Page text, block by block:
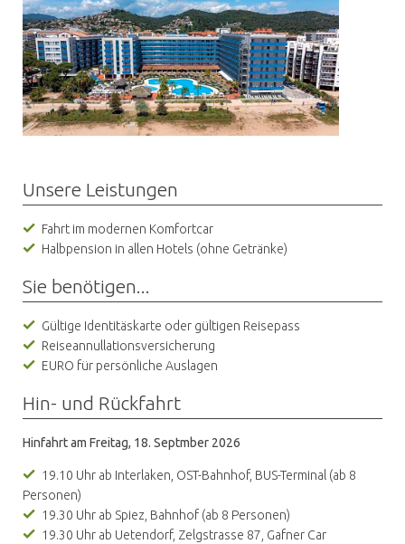
Unsere Leistungen
Fahrt im modernen Komfortcar
Halbpension in allen Hotels (ohne Getränke)
Sie benötigen...
Gültige Identitäskarte oder gültigen Reisepass
Reiseannullationsversicherung
EURO für persönliche Auslagen
Hin- und Rückfahrt
Hinfahrt am Freitag, 18. Septmber 2026
19.10 Uhr ab Interlaken, OST-Bahnhof, BUS-Terminal (ab 8
Personen)
19.30 Uhr ab Spiez, Bahnhof (ab 8 Personen)
19.30 Uhr ab Uetendorf, Zelgstrasse 87, Gafner Car